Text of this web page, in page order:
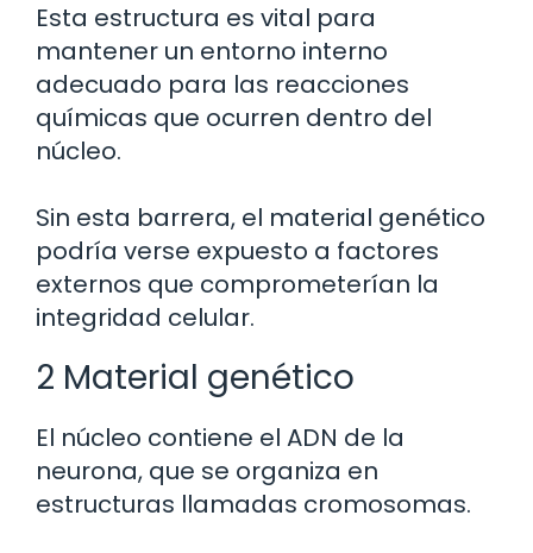
Esta estructura es vital para
mantener un entorno interno
adecuado para las reacciones
químicas que ocurren dentro del
núcleo.
Sin esta barrera, el material genético
podría verse expuesto a factores
externos que comprometerían la
integridad celular.
2 Material genético
El núcleo contiene el ADN de la
neurona, que se organiza en
estructuras llamadas cromosomas.